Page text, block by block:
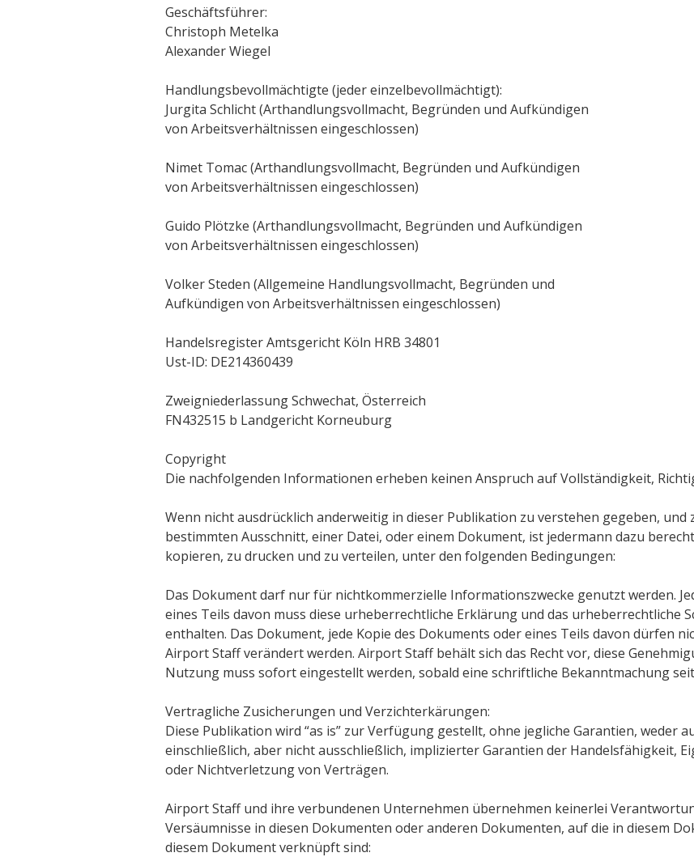
Geschäftsführer:
Christoph Metelka
Alexander Wiegel
Handlungsbevollmächtigte (jeder einzelbevollmächtigt):
Jurgita Schlicht (Arthandlungsvollmacht, Begründen und Aufkündigen
von Arbeitsverhältnissen eingeschlossen)
Nimet Tomac (Arthandlungsvollmacht, Begründen und Aufkündigen
von Arbeitsverhältnissen eingeschlossen)
Guido Plötzke (Arthandlungsvollmacht, Begründen und Aufkündigen
von Arbeitsverhältnissen eingeschlossen)
Volker Steden (Allgemeine Handlungsvollmacht, Begründen und
Aufkündigen von Arbeitsverhältnissen eingeschlossen)
Handelsregister Amtsgericht Köln HRB 34801
Ust-ID: DE214360439
Zweigniederlassung Schwechat, Österreich
FN432515 b Landgericht Korneuburg
Copyright
Die nachfolgenden Informationen erheben keinen Anspruch auf Vollständigkeit,
Wenn nicht ausdrücklich anderweitig in dieser Publikation zu verstehen gegeben, und
bestimmten Ausschnitt, einer Datei, oder einem Dokument, ist jedermann dazu
kopieren, zu drucken und zu verteilen, unter den folgenden Bedingungen:
Das Dokument darf nur für nichtkommerzielle Informationszwecke genutzt werden.
eines Teils davon muss diese urheberrechtliche Erklärung und das urheberrechtliche
enthalten. Das Dokument, jede Kopie des Dokuments oder eines Teils davon dürfen
Airport Staff verändert werden. Airport Staff behält sich das Recht vor, diese
Nutzung muss sofort eingestellt werden, sobald eine schriftliche Bekanntmachung
Vertragliche Zusicherungen und Verzichterkärungen:
Diese Publikation wird “as is” zur Verfügung gestellt, ohne jegliche Garantien, weder
einschließlich, aber nicht ausschließlich, implizierter Garantien der Handelsfähigkeit,
oder Nichtverletzung von Verträgen.
Airport Staff und ihre verbundenen Unternehmen übernehmen keinerlei
Versäumnisse in diesen Dokumenten oder anderen Dokumenten, auf die in diesem
diesem Dokument verknüpft sind: